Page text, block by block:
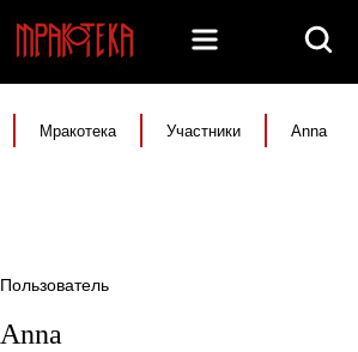
Мракотека Участники Anna
Пользователь
Anna